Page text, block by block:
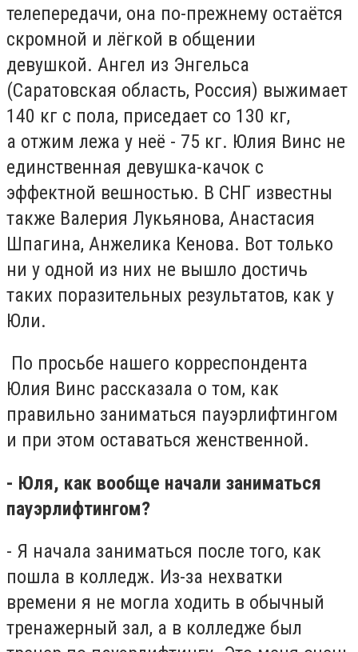
телепередачи, она по-прежнему остаётся
скромной и лёгкой в общении
девушкой. Ангел из Энгельса
(Саратовская область, Россия) выжимает
140 кг с пола, приседает со 130 кг,
а отжим лежа у неё - 75 кг. Юлия Винс не
единственная девушка-качок с
эффектной вешностью. В СНГ известны
также Валерия Лукьянова, Анастасия
Шпагина, Анжелика Кенова. Вот только
ни у одной из них не вышло достичь
таких поразительных результатов, как у
Юли.
По просьбе нашего корреспондента
Юлия Винс рассказала о том, как
правильно заниматься пауэрлифтингом
и при этом оставаться женственной.
- Юля, как вообще начали заниматься
пауэрлифтингом?
- Я начала заниматься после того, как
пошла в колледж. Из-за нехватки
времени я не могла ходить в обычный
тренажерный зал, а в колледже был